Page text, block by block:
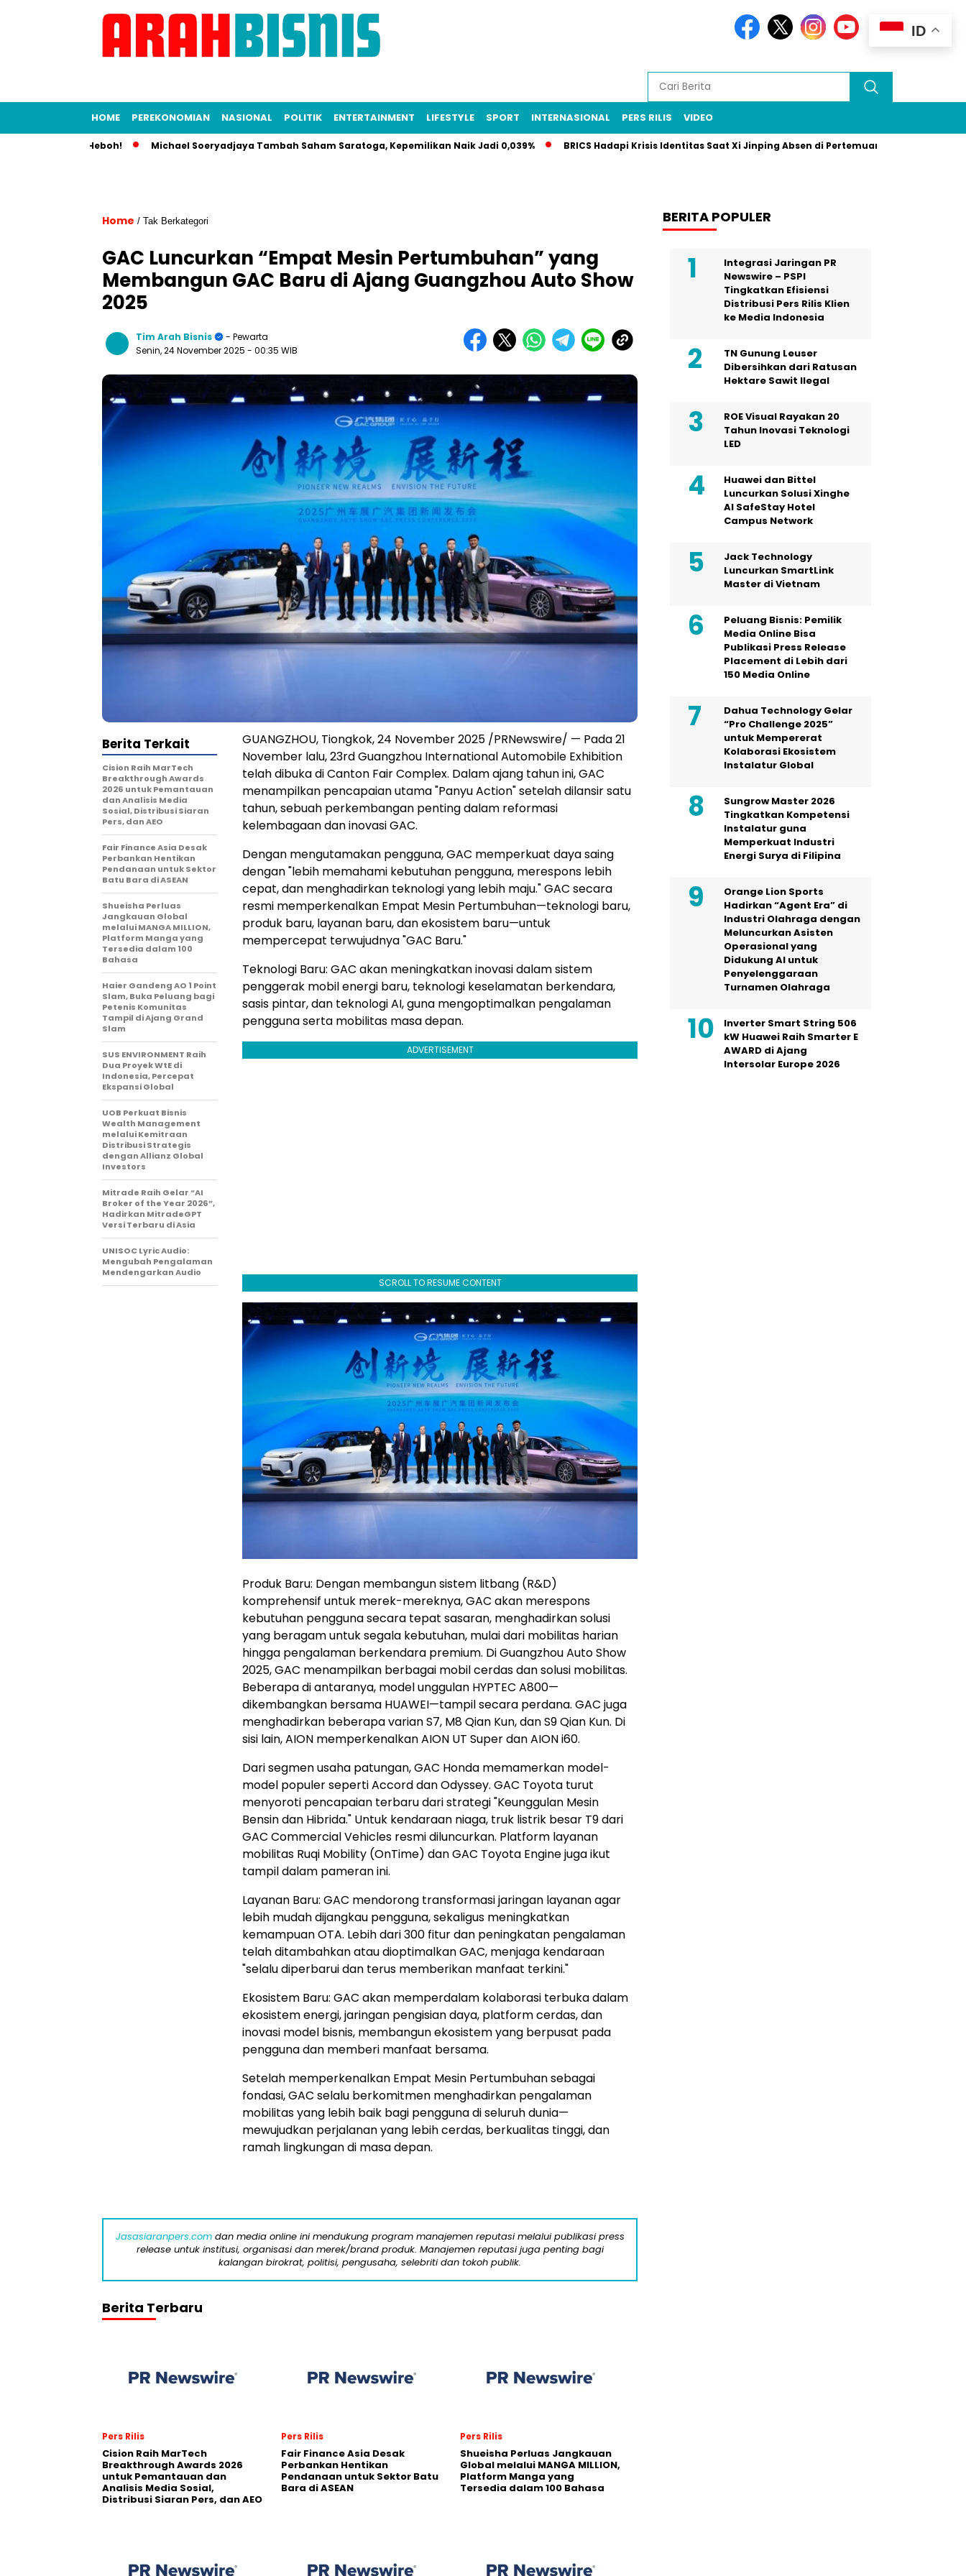
HOME PEREKONOMIAN NASIONAL POLITIK ENTERTAINMENT LIFESTYLE SPORT INTERNASIONAL PERS RILIS VIDEO
Michael Soeryadjaya Tambah Saham Saratoga, Kepemilikan Naik Jadi 0,039% BRICS Hadapi Krisis Identitas Saat Xi Jinping Absen di Pertemuan Puncak Rio
Home / Tak Berkategori
GAC Luncurkan “Empat Mesin Pertumbuhan” yang
Membangun GAC Baru di Ajang Guangzhou Auto Show
2025
Tim Arah Bisnis
- Pewarta
Senin, 24 November 2025 - 00:35 WIB
GUANGZHOU, Tiongkok,24 November 2025 /PRNewswire/ — Pada 21
November lalu, 23rd Guangzhou International Automobile Exhibition
telah dibuka di Canton Fair Complex. Dalam ajang tahun ini, GAC
menampilkan pencapaian utama "Panyu Action" setelah dilansir satu
tahun, sebuah perkembangan penting dalam reformasi
kelembagaan dan inovasi GAC.
Dengan mengutamakan pengguna, GAC memperkuat daya saing
dengan "lebih memahami kebutuhan pengguna, merespons lebih
cepat, dan menghadirkan teknologi yang lebih maju." GAC secara
resmi memperkenalkan Empat Mesin Pertumbuhan—teknologi baru,
produk baru, layanan baru, dan ekosistem baru—untuk
mempercepat terwujudnya "GAC Baru."
Teknologi Baru: GAC akan meningkatkan inovasi dalam sistem
penggerak mobil energi baru, teknologi keselamatan berkendara,
sasis pintar, dan teknologi AI, guna mengoptimalkan pengalaman
pengguna serta mobilitas masa depan.
ADVERTISEMENT
SCROLL TO RESUME CONTENT
Produk Baru: Dengan membangun sistem litbang (R&D)
komprehensif untuk merek-mereknya, GAC akan merespons
kebutuhan pengguna secara tepat sasaran, menghadirkan solusi
yang beragam untuk segala kebutuhan, mulai dari mobilitas harian
hingga pengalaman berkendara premium. Di Guangzhou Auto Show
2025, GAC menampilkan berbagai mobil cerdas dan solusi mobilitas.
Beberapa di antaranya, model unggulan HYPTEC A800—
dikembangkan bersama HUAWEI—tampil secara perdana. GAC juga
menghadirkan beberapa varian S7, M8Qian Kun, dan S9Qian Kun. Di
sisi lain, AION memperkenalkan AION UT Super dan AION i60.
Dari segmen usaha patungan, GAC Honda memamerkan model-
model populer seperti Accord dan Odyssey. GAC Toyota turut
menyoroti pencapaian terbaru dari strategi "Keunggulan Mesin
Bensin dan Hibrida." Untuk kendaraan niaga, truk listrik besar T9 dari
GAC Commercial Vehicles resmi diluncurkan. Platform layanan
mobilitas Ruqi Mobility (OnTime) dan GAC Toyota Engine juga ikut
tampil dalam pameran ini.
Layanan Baru: GAC mendorong transformasi jaringan layanan agar
lebih mudah dijangkau pengguna, sekaligus meningkatkan
kemampuan OTA. Lebih dari 300 fitur dan peningkatan pengalaman
telah ditambahkan atau dioptimalkan GAC, menjaga kendaraan
"selalu diperbarui dan terus memberikan manfaat terkini."
Ekosistem Baru: GAC akan memperdalam kolaborasi terbuka dalam
ekosistem energi, jaringan pengisian daya, platform cerdas, dan
inovasi model bisnis, membangun ekosistem yang berpusat pada
pengguna dan memberi manfaat bersama.
Setelah memperkenalkan Empat Mesin Pertumbuhan sebagai
fondasi, GAC selalu berkomitmen menghadirkan pengalaman
mobilitas yang lebih baik bagi pengguna di seluruh dunia—
mewujudkan perjalanan yang lebih cerdas, berkualitas tinggi, dan
ramah lingkungan di masa depan.
Berita Terkait
Cision Raih MarTech
Breakthrough Awards
2026 untuk Pemantauan
dan Analisis Media
Sosial, Distribusi Siaran
Pers, dan AEO
Fair Finance Asia Desak
Perbankan Hentikan
Pendanaan untuk Sektor
Batu Bara di ASEAN
Shueisha Perluas
Jangkauan Global
melalui MANGA MILLION,
Platform Manga yang
Tersedia dalam 100
Bahasa
Haier Gandeng AO 1 Point
Slam, Buka Peluang bagi
Petenis Komunitas
Tampil di Ajang Grand
Slam
SUS ENVIRONMENT Raih
Dua Proyek WtE di
Indonesia, Percepat
Ekspansi Global
UOB Perkuat Bisnis
Wealth Management
melalui Kemitraan
Distribusi Strategis
dengan Allianz Global
Investors
Mitrade Raih Gelar “AI
Broker of the Year 2026”,
Hadirkan MitradeGPT
Versi Terbaru di Asia
UNISOC Lyric Audio:
Mengubah Pengalaman
Mendengarkan Audio
Jasasiaranpers.comdan media online ini mendukung program manajemen reputasi melalui publikasi press
release untuk institusi, organisasi dan merek/brand produk. Manajemen reputasi juga penting bagi
kalangan birokrat, politisi, pengusaha, selebriti dan tokoh publik.
Berita Terbaru
Pers Rilis
Cision Raih MarTech
Breakthrough Awards 2026
untuk Pemantauan dan
Analisis Media Sosial,
Distribusi Siaran Pers, dan AEO
Pers Rilis
Fair Finance Asia Desak
Perbankan Hentikan
Pendanaan untuk Sektor Batu
Bara di ASEAN
Pers Rilis
Shueisha Perluas Jangkauan
Global melalui MANGA MILLION,
Platform Manga yang
Tersedia dalam 100 Bahasa
BERITA POPULER
Integrasi Jaringan PR
Newswire – PSPI
Tingkatkan Efisiensi
Distribusi Pers Rilis Klien
ke Media Indonesia
TN Gunung Leuser
Dibersihkan dari Ratusan
Hektare Sawit Ilegal
ROE Visual Rayakan 20
Tahun Inovasi Teknologi
LED
Huawei dan Bittel
Luncurkan Solusi Xinghe
Al SafeStay Hotel
Campus Network
Jack Technology
Luncurkan SmartLink
Master di Vietnam
Peluang Bisnis: Pemilik
Media Online Bisa
Publikasi Press Release
Placement di Lebih dari
150 Media Online
Dahua Technology Gelar
“Pro Challenge 2025”
untuk Mempererat
Kolaborasi Ekosistem
Instalatur Global
Sungrow Master 2026
Tingkatkan Kompetensi
Instalatur guna
Memperkuat Industri
Energi Surya di Filipina
Orange Lion Sports
Hadirkan “Agent Era” di
Industri Olahraga dengan
Meluncurkan Asisten
Operasional yang
Didukung AI untuk
Penyelenggaraan
Turnamen Olahraga
Inverter Smart String 506
kW Huawei Raih Smarter E
AWARD di Ajang
Intersolar Europe 2026
ID